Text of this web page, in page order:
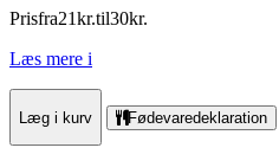
Prisfra21kr.til30kr.
Læs mere i
Læg i kurv Fødevaredeklaration